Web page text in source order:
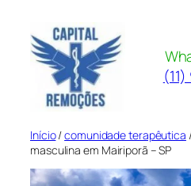
para
conteúdo
Início/comunidade terapêutica
masculina em Mairiporã – SP